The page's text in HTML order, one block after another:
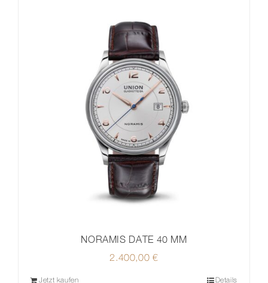
NORAMIS DATE 40 MM
2.400,00€
Jetzt kaufen Details